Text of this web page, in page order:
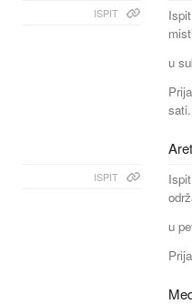
ISPIT
u
ISPIT
u